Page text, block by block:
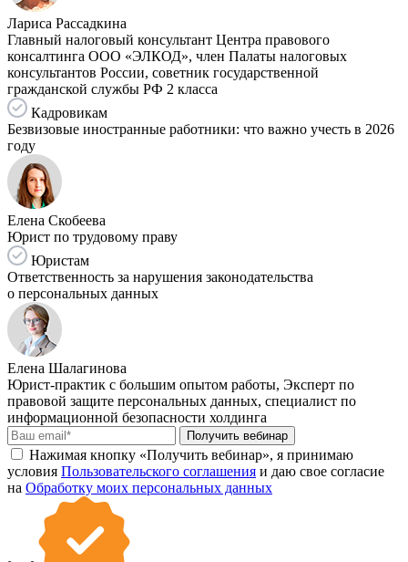
Лариса Рассадкина
Главный налоговый консультант Центра правового
консалтинга ООО «ЭЛКОД», член Палаты налоговых
консультантов России, советник государственной
гражданской службы РФ 2 класса
Кадровикам
Безвизовые иностранные работники: что важно учесть в 2026
году
Елена Скобеева
Юрист по трудовому праву
Юристам
Ответственность за нарушения законодательства
о персональных данных
Елена Шалагинова
Юрист-практик с большим опытом работы, Эксперт по
правовой защите персональных данных, специалист по
информационной безопасности холдинга
Получить вебинар
Нажимая кнопку «Получить вебинар», я принимаю
условия Пользовательского соглашения и даю свое согласие
на Обработку моих персональных данных